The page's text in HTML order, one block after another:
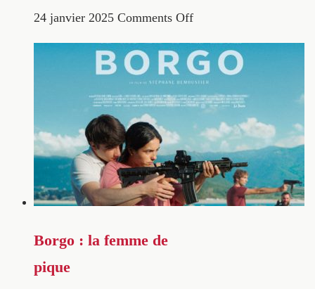
24 janvier 2025 Comments Off
Borgo : la femme de
pique